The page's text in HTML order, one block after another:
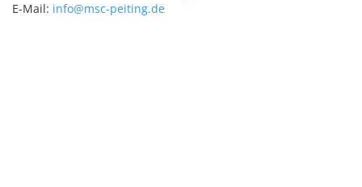
E-Mail: info@msc-peiting.de